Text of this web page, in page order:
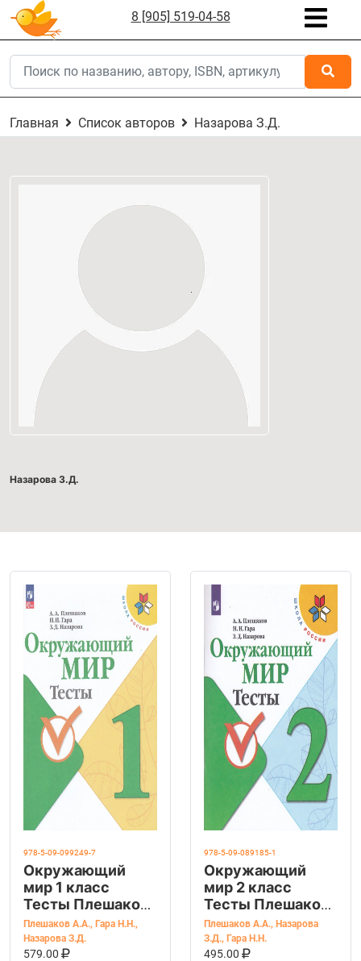
8 [905] 519-04-58
Главная Список авторов Назарова З.Д.
Назарова З.Д.
978-5-09-099249-7
Окружающий
мир 1 класс
Тесты Плешаков
А.А., Гара Н.Н.,
Назарова З.Д.
Плешаков А.А., Гара Н.Н.,
Назарова З.Д.
579.00
В КОРЗИНУ
978-5-09-089185-1
Окружающий
мир 2 класс
Тесты Плешаков
А.А., Назарова
З.Д., Гара Н.Н.
Плешаков А.А., Назарова
З.Д., Гара Н.Н.
495.00
В КОРЗИНУ